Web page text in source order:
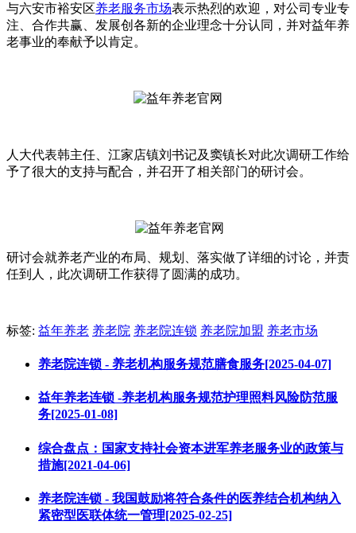
与六安市裕安区养老服务市场表示热烈的欢迎，对公司专业专
注、合作共赢、发展创各新的企业理念十分认同，并对益年养
老事业的奉献予以肯定。
人大代表韩主任、江家店镇刘书记及窦镇长对此次调研工作给
予了很大的支持与配合，并召开了相关部门的研讨会。
研讨会就养老产业的布局、规划、落实做了详细的讨论，并责
任到人，此次调研工作获得了圆满的成功。
标签: 益年养老 养老院 养老院连锁 养老院加盟 养老市场
养老院连锁 - 养老机构服务规范膳食服务[2025-04-07]
益年养老连锁 -养老机构服务规范护理照料风险防范服
务[2025-01-08]
综合盘点：国家支持社会资本进军养老服务业的政策与
措施[2021-04-06]
养老院连锁 - 我国鼓励将符合条件的医养结合机构纳入
紧密型医联体统一管理[2025-02-25]